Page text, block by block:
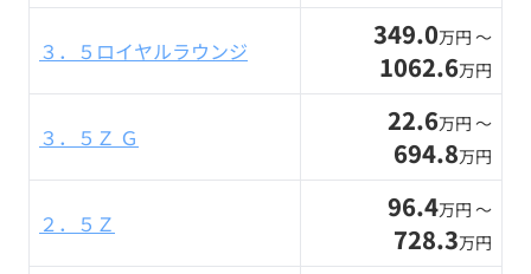
３．５ロイヤルラウンジ 349.0万円 〜
1062.6万円
３．５Ｚ Ｇ 22.6万円 〜
694.8万円
２．５Ｚ 96.4万円 〜
728.3万円